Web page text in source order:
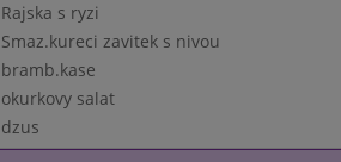
Rajska s ryzi
Smaz.kureci zavitek s nivou
bramb.kase
okurkovy salat
dzus